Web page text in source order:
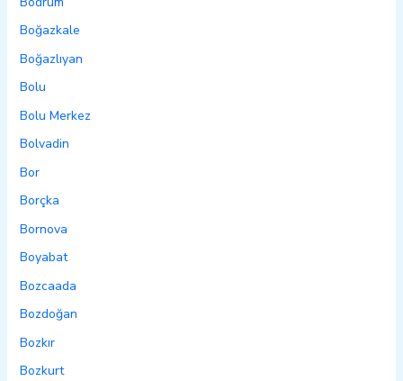
Boğazkale
Boğazlıyan
Bolu
Bolu Merkez
Bolvadin
Bor
Borçka
Bornova
Boyabat
Bozcaada
Bozdoğan
Bozkır
Bozkurt